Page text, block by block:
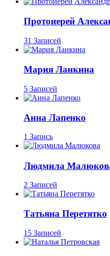
Протоиерей
31 Записей
Мария Ланкина
5 Записей
Анна Лапенко
1 Запись
Людмила
2 Записей
Татьяна Перетятко
15 Записей